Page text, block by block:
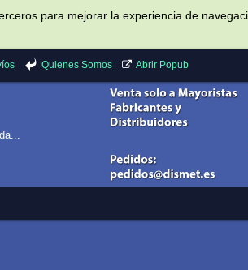
para mejorar la experiencia de
Quienes Somos Abrir Popub